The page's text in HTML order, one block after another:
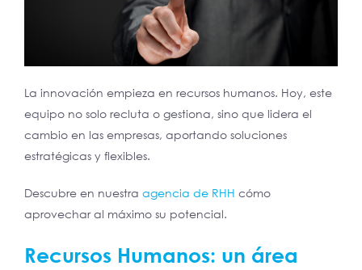
La innovación empieza en recursos humanos. Hoy, este
equipo no solo recluta o gestiona, sino que lidera el
cambio en las empresas, aportando soluciones
estratégicas y flexibles.
Descubre en nuestra agencia de RHH cómo
aprovechar al máximo su potencial.
Recursos Humanos: un área